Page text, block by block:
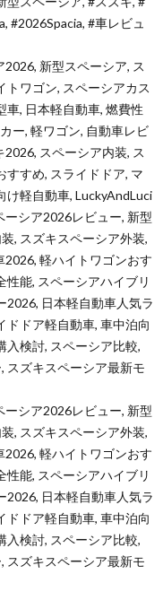
#2026Spacia, #車レビュ
新型スペーシア, ス
トワゴン, スペーシアカス
車, 日本軽自動車, 燃費性
ー, 軽ワゴン, 自動車レビ
2026, スペーシア内装, ス
すすめ, スライドドア, マ
け軽自動車, LuckyAndLuci
シア2026レビュー, 新型
, スズキスペーシア外装,
軽ハイトワゴンおす
能, スペーシアハイブリ
2026, 日本軽自動車人気ラ
ドドア軽自動車, 車中泊向
入検討, スペーシア比較,
スズキスペーシア最新モ
シア2026レビュー, 新型
, スズキスペーシア外装,
軽ハイトワゴンおす
能, スペーシアハイブリ
2026, 日本軽自動車人気ラ
ドドア軽自動車, 車中泊向
入検討, スペーシア比較,
スズキスペーシア最新モ